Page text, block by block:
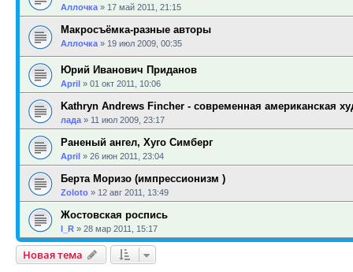
Аллочка » 17 май 2011, 21:15
Макросъёмка-разные авторы
Аллочка » 19 июл 2009, 00:35
Юрий Иванович Приданов
April » 01 окт 2011, 10:06
Kathryn Andrews Fincher - современная американская
лада » 11 июл 2009, 23:17
Раненый ангел, Хуго Симберг
April » 26 июн 2011, 23:04
Берта Моризо (импрессионизм )
Zoloto » 12 авг 2011, 13:49
Жостовская роспись
l_R » 28 мар 2011, 15:17
Новая тема